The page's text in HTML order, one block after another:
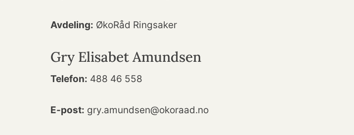
Avdeling: ØkoRåd Ringsaker
Gry Elisabet Amundsen
Telefon: 488 46 558
E-post: gry.amundsen@okoraad.no